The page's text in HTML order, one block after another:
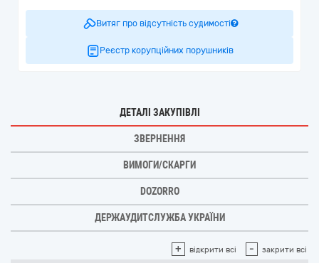
Витяг про відсутність судимості
Реєстр корупційних порушників
ДЕТАЛІ ЗАКУПІВЛІ
ЗВЕРНЕННЯ
ВИМОГИ/СКАРГИ
DOZORRO
ДЕРЖАУДИТСЛУЖБА УКРАЇНИ
+ відкрити всі - закрити всі